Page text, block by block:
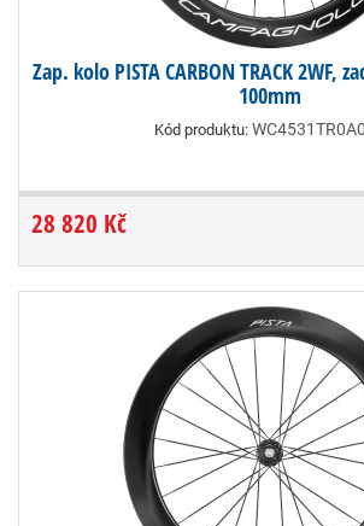
Zap. kolo PISTA CARBON TRACK 2WF,
100mm
Kód produktu:
28 820 Kč